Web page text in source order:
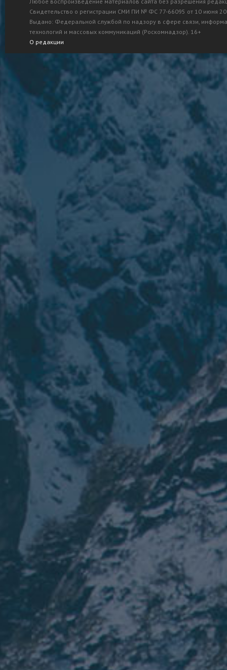
Свидетельство о регистрации СМИ ПИ № ФС 77-66095 от 10 июня
Выдано: Федеральной службой по надзору в сфере связи,
технологий и массовых коммуникаций (Роскомнадзор). 16+
О редакции